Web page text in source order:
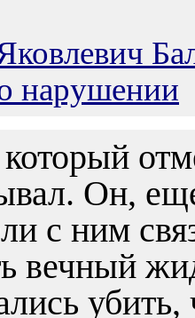
нарушении
Он,
с ним
вечный